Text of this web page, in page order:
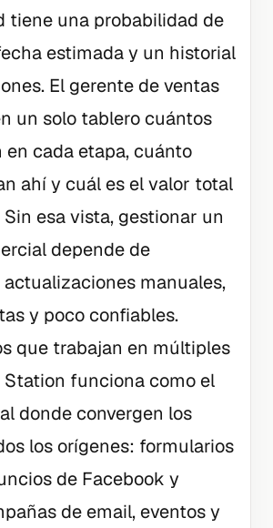
tiene una probabilidad de
estimada y un historial
El gerente de ventas
un solo tablero cuántos
en cada etapa, cuánto
ahí y cuál es el valor total
esa vista, gestionar un
depende de
manuales,
y poco confiables.
que trabajan en múltiples
Station funciona como el
donde convergen los
los orígenes: formularios
de Facebook y
de email, eventos y